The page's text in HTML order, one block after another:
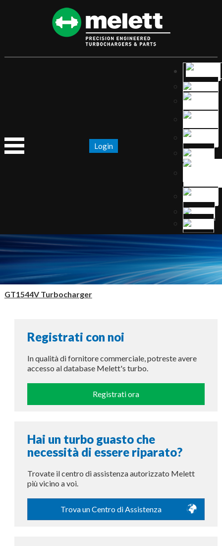
Login
GT1544V Turbocharger
Registrati con noi
In qualità di fornitore commerciale, potreste avere
accesso al database Melett's turbo.
Registrati ora
Hai un turbo guasto che
necessità di essere riparato?
Trovate il centro di assistenza autorizzato Melett
più vicino a voi.
Trova un Centro di Assistenza